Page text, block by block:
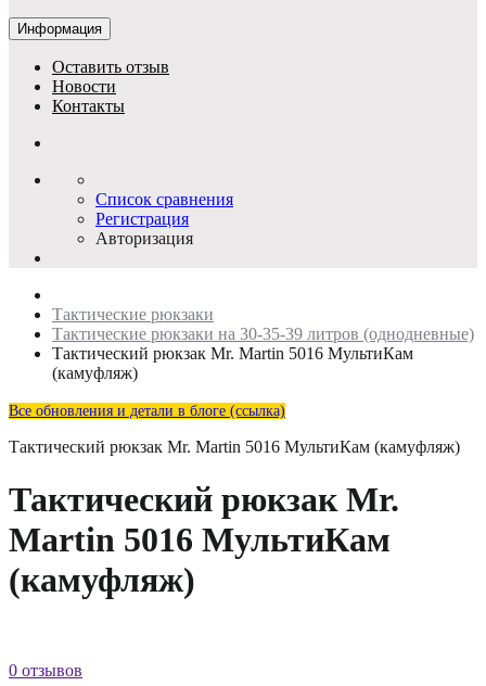
Информация
Оставить отзыв
Новости
Контакты
Список сравнения
Регистрация
Авторизация
Тактические рюкзаки
Тактические рюкзаки на 30-35-39 литров (однодневные)
Тактический рюкзак Mr. Martin 5016 МультиКам
(камуфляж)
Все обновления и детали в блоге (ссылка)
Тактический рюкзак Mr. Martin 5016 МультиКам (камуфляж)
Тактический рюкзак Mr.
Martin 5016 МультиКам
(камуфляж)
0 отзывов